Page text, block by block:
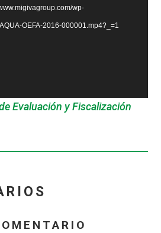
vídeo
wp-
OEFA-2016-000001.mp4?_=1
Evaluación y Fiscalización